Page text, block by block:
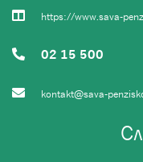
https://www.sava-
02 15 500
kontakt@sava-